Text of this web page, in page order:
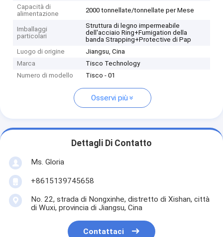
Capacità di
alimentazione
2000 tonnellate/tonnellate per Mese
Imballaggi
particolari
Struttura di legno impermeabile
dell'acciaio Ring+Fumigation della
banda Strapping+Protective di Pap
Luogo di origine
Jiangsu, Cina
Marca
Tisco Technology
Numero di modello
Tisco - 01
Osservi più
Dettagli Di Contatto
Ms. Gloria
+8615139745658
No. 22, strada di Nongxinhe, distretto di Xishan, città
di Wuxi, provincia di Jiangsu, Cina
Contattaci